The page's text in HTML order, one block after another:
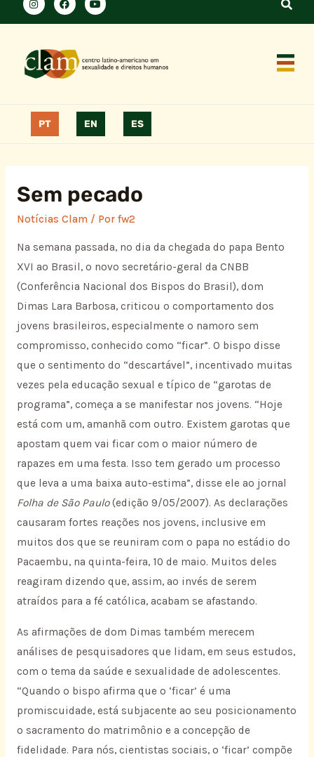
PT EN ES
Sem pecado
Notícias Clam/ Por fw2
Na semana passada, no dia da chegada do papa Bento
XVI ao Brasil, o novo secretário-geral da CNBB
(Conferência Nacional dos Bispos do Brasil), dom
Dimas Lara Barbosa, criticou o comportamento dos
jovens brasileiros, especialmente o namoro sem
compromisso, conhecido como “ficar”. O bispo disse
que o sentimento do “descartável”, incentivado muitas
vezes pela educação sexual e típico de “garotas de
programa”, começa a se manifestar nos jovens. “Hoje
está com um, amanhã com outro. Existem garotas que
apostam quem vai ficar com o maior número de
rapazes em uma festa. Isso tem gerado um processo
que leva a uma baixa auto-estima”, disse ele ao jornal
Folha de São Paulo(edição 9/05/2007). As declarações
causaram fortes reações nos jovens, inclusive em
muitos dos que se reuniram com o papa no estádio do
Pacaembu, na quinta-feira, 10 de maio. Muitos deles
reagiram dizendo que, assim, ao invés de serem
atraídos para a fé católica, acabam se afastando.
As afirmações de dom Dimas também merecem
análises de pesquisadores que lidam, em seus estudos,
com o tema da saúde e sexualidade de adolescentes.
“Quando o bispo afirma que o ‘ficar’ é uma
promiscuidade, está subjacente ao seu posicionamento
o sacramento do matrimônio e a concepção de
fidelidade. Para nós, cientistas sociais, o ‘ficar’ compõe